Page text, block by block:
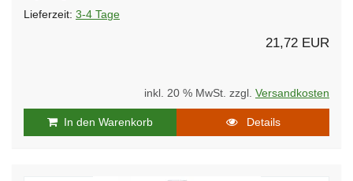
Lieferzeit: 3-4 Tage
21,72 EUR
inkl. 20 % MwSt. zzgl. Versandkosten
In den Warenkorb Details